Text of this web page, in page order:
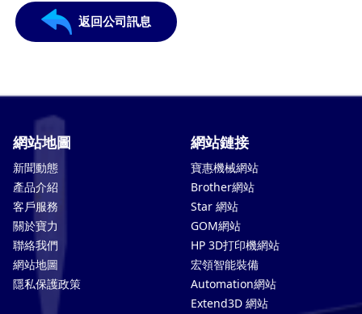
返回公司訊息
網站地圖
新聞動態
產品介紹
客戶服務
關於寶力
聯絡我們
網站地圖
隱私保護政策
網站鏈接
寶惠機械網站
Brother網站
Star 網站
GOM網站
HP 3D打印機網站
宏領智能裝備
Automation網站
Extend3D 網站